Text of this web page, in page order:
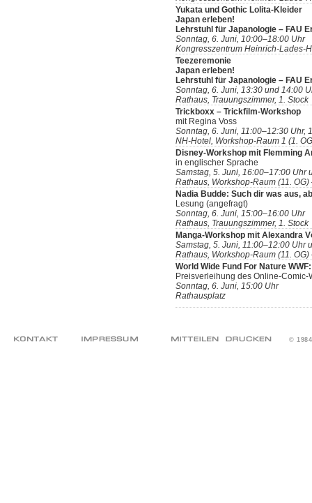
Yukata und Gothic Lolita-Kleider
Japan erleben!
Lehrstuhl für Japanologie – FAU
Sonntag, 6. Juni, 10:00–18:00 Uhr
Kongresszentrum Heinrich-Lades-
Teezeremonie
Japan erleben!
Lehrstuhl für Japanologie – FAU
Sonntag, 6. Juni, 13:30 und 14:00
Rathaus, Trauungszimmer, 1. Stock
Trickboxx – Trickfilm-Workshop
mit Regina Voss
Sonntag, 6. Juni, 11:00–12:30 Uhr,
NH-Hotel, Workshop-Raum 1 (1.
Disney-Workshop mit Flemming
in englischer Sprache
Samstag, 5. Juni, 16:00–17:00 Uhr
Rathaus, Workshop-Raum (11.
Nadia Budde: Such dir was aus,
Lesung (angefragt)
Sonntag, 6. Juni, 15:00–16:00 Uhr
Rathaus, Trauungszimmer, 1. Stock
Manga-Workshop mit Alexandra
Samstag, 5. Juni, 11:00–12:00 Uhr
Rathaus, Workshop-Raum (11.
World Wide Fund For Nature
Preisverleihung des Online-Comic-
Sonntag, 6. Juni, 15:00 Uhr
Rathausplatz
©